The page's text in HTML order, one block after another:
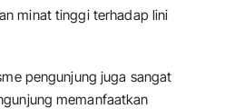
minat tinggi terhadap lini
pengunjung juga sangat
memanfaatkan